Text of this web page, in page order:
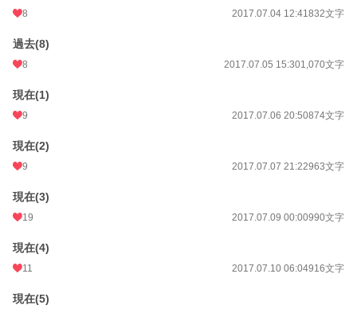
8 2017.07.04 12:41832文字
過去(8)
8 2017.07.05 15:301,070文字
現在(1)
9 2017.07.06 20:50874文字
現在(2)
9 2017.07.07 21:22963文字
現在(3)
19 2017.07.09 00:00990文字
現在(4)
11 2017.07.10 06:04916文字
現在(5)